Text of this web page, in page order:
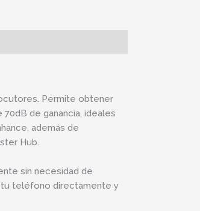
Permite obtener
de ganancia, ideales
además de
Hub.
sin necesidad de
tu teléfono directamente y